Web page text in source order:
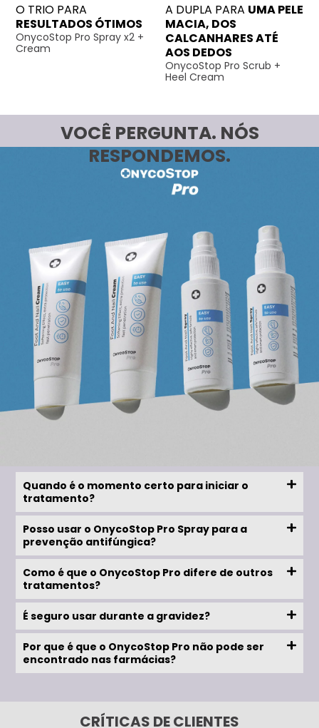
O TRIO PARA
RESULTADOS ÓTIMOS
OnycoStop Pro Spray x2 +
Cream
A DUPLA PARA UMA PELE
MACIA, DOS
CALCANHARES ATÉ
AOS DEDOS
OnycoStop Pro Scrub +
Heel Cream
VOCÊ PERGUNTA. NÓS
RESPONDEMOS.
Quando é o momento certo para iniciar o
tratamento?
Posso usar o OnycoStop Pro Spray para a
prevenção antifúngica?
Como é que o OnycoStop Pro difere de outros
tratamentos?
É seguro usar durante a gravidez?
Por que é que o OnycoStop Pro não pode ser
encontrado nas farmácias?
CRÍTICAS DE CLIENTES